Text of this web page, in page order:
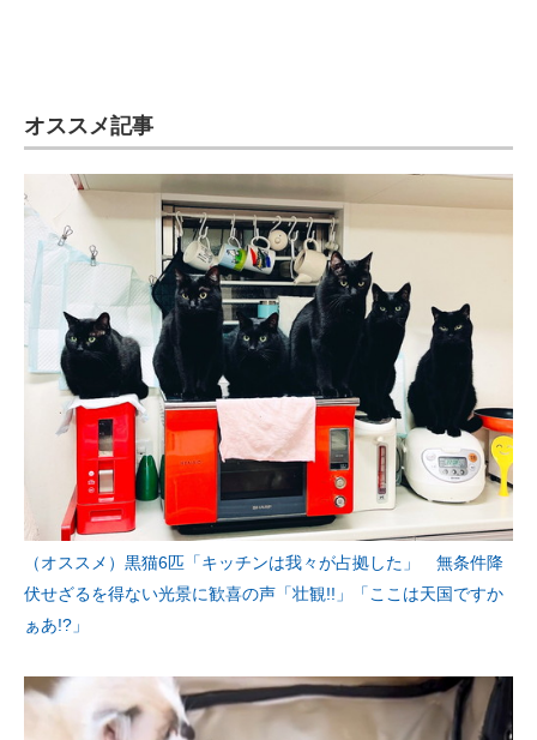
オススメ記事
（オススメ）黒猫6匹「キッチンは我々が占拠した」 無条件降
伏せざるを得ない光景に歓喜の声「壮観!!」「ここは天国ですか
ぁあ!?」